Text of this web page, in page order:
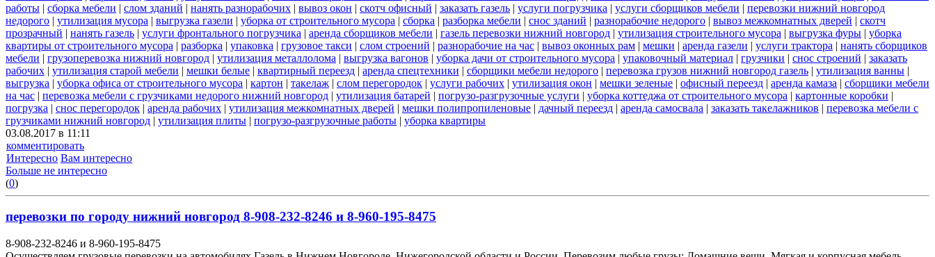
работы | сборка мебели | слом зданий | нанять разнорабочих | вывоз окон | скотч офисный | заказать газель | услуги погрузчика | услуги сборщиков мебели | перевозки нижний новгород
недорого | утилизация мусора | выгрузка газели | уборка от строительного мусора | сборка | разборка мебели | снос зданий | разнорабочие недорого | вывоз межкомнатных дверей | скотч
прозрачный | нанять газель | услуги фронтального погрузчика | аренда сборщиков мебели | газель перевозки нижний новгород | утилизация строительного мусора | выгрузка фуры | уборка
квартиры от строительного мусора | разборка | упаковка | грузовое такси | слом строений | разнорабочие на час | вывоз оконных рам | мешки | аренда газели | услуги трактора | нанять сборщиков
мебели | грузоперевозка нижний новгород | утилизация металлолома | выгрузка вагонов | уборка дачи от строительного мусора | упаковочный материал | грузчики | снос строений | заказать
рабочих | утилизация старой мебели | мешки белые | квартирный переезд | аренда спецтехники | сборщики мебели недорого | перевозка грузов нижний новгород газель | утилизация ванны |
выгрузка | уборка офиса от строительного мусора | картон | такелаж | слом перегородок | услуги рабочих | утилизация окон | мешки зеленые | офисный переезд | аренда камаза | сборщики мебели
на час | перевозка мебели с грузчиками недорого нижний новгород | утилизация батарей | погрузо-разгрузочные услуги | уборка коттеджа от строительного мусора | картонные коробки |
погрузка | снос перегородок | аренда рабочих | утилизация межкомнатных дверей | мешки полипропиленовые | дачный переезд | аренда самосвала | заказать такелажников | перевозка мебели с
грузчиками нижний новгород | утилизация плиты | погрузо-разгрузочные работы | уборка квартиры
03.08.2017 в 11:11
комментировать
Интересно Вам интересно
Больше не интересно
(0)
перевозки по городу нижний новгород 8-908-232-8246 и 8-960-195-8475
8-908-232-8246 и 8-960-195-8475